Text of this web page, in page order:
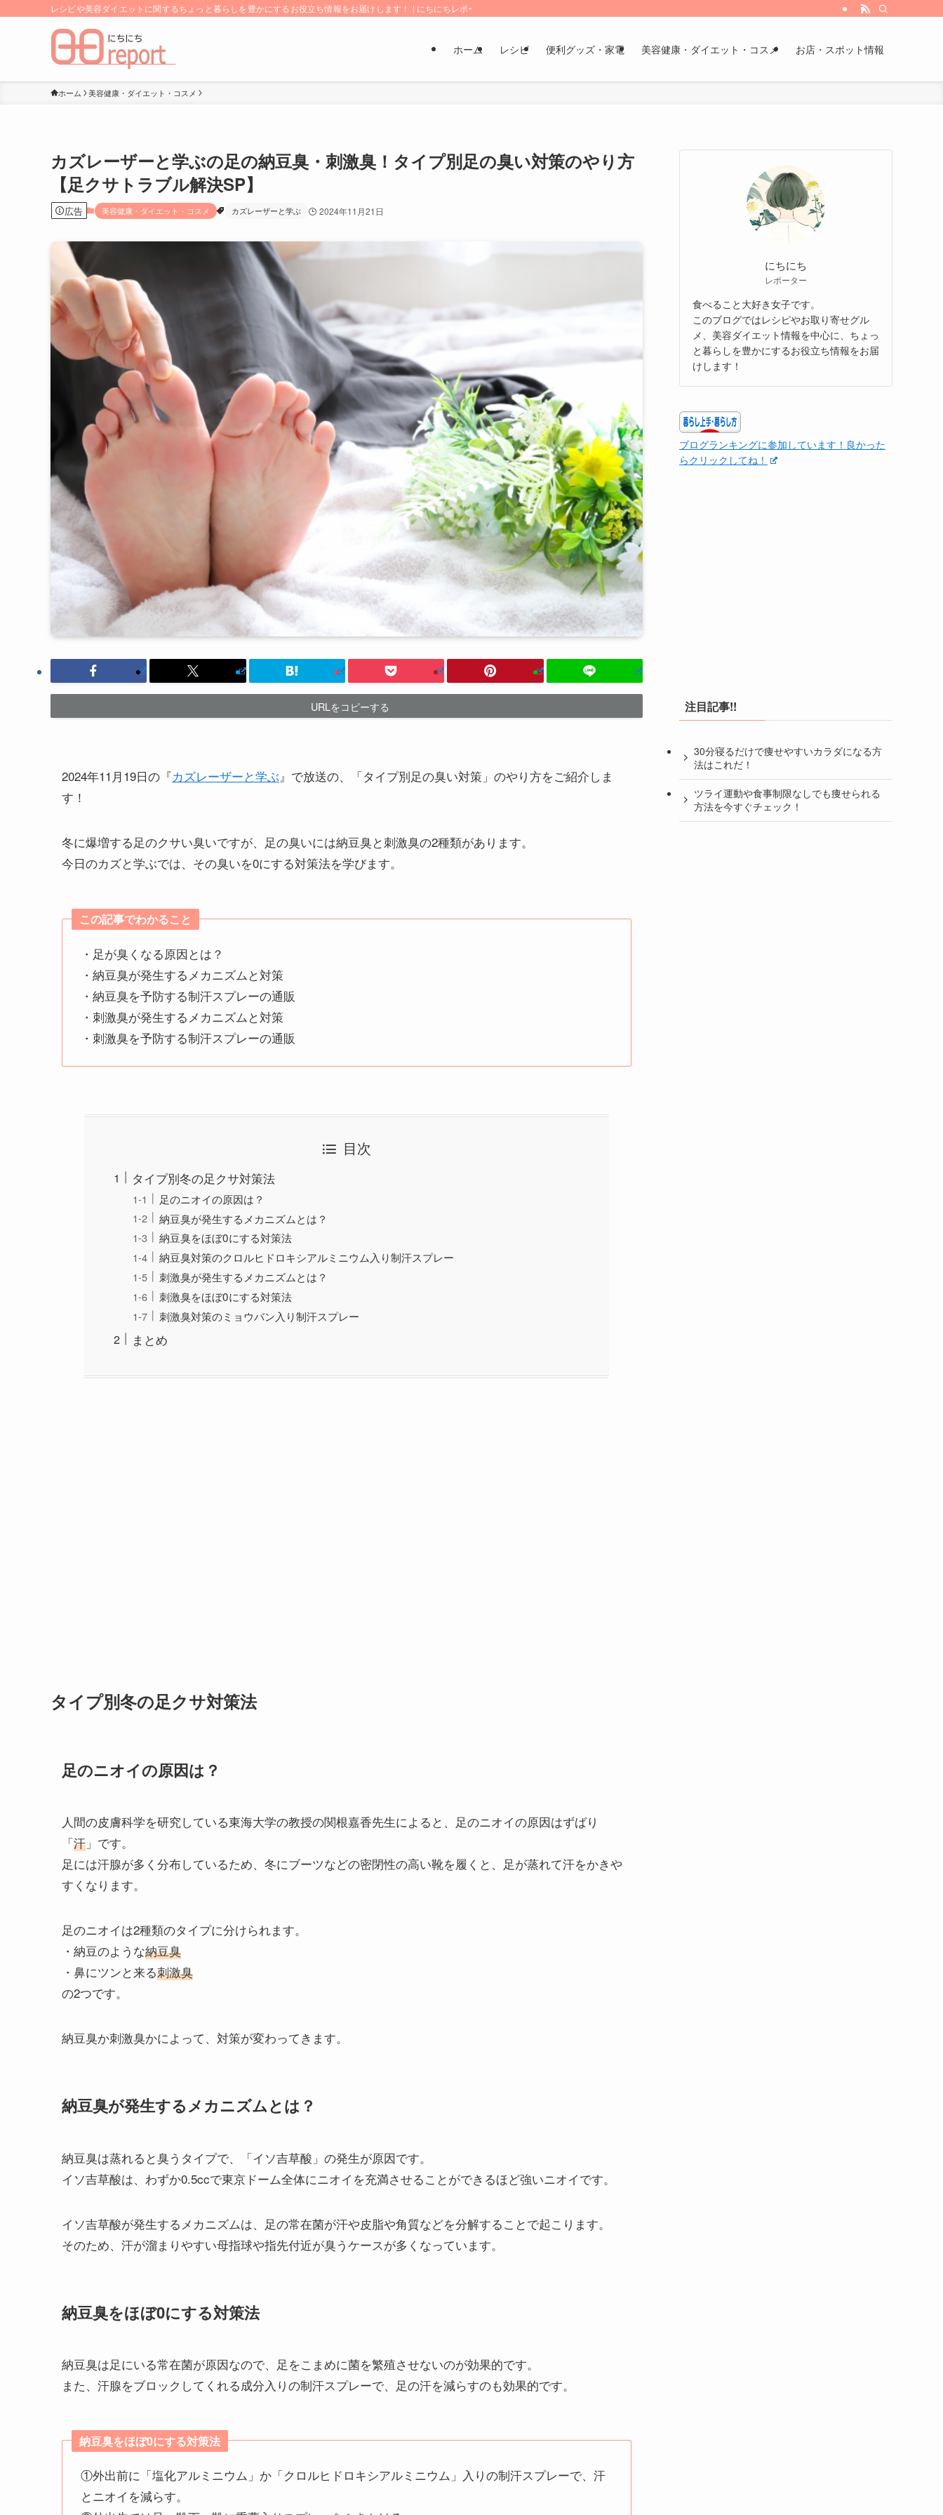
レシピや美容ダイエットに関するちょっと暮らしを豊かにするお役立ち情報をお届けします！ | にちにちレポート
ホーム レシピ 便利グッズ・家電 美容健康・ダイエット・コスメ お店・スポット情報
ホーム 美容健康・ダイエット・コスメ
カズレーザーと学ぶの足の納豆臭・刺激臭！タイプ別足の臭い対策のやり方
【足クサトラブル解決SP】
広告 美容健康・ダイエット・コスメ カズレーザーと学ぶ 2024年11月21日
URLをコピーする
2024年11月19日の『カズレーザーと学ぶ』で放送の、「タイプ別足の臭い対策」のやり方をご紹介しま
す！
冬に爆増する足のクサい臭いですが、足の臭いには納豆臭と刺激臭の2種類があります。
今日のカズと学ぶでは、その臭いを0にする対策法を学びます。
この記事でわかること
・足が臭くなる原因とは？
・納豆臭が発生するメカニズムと対策
・納豆臭を予防する制汗スプレーの通販
・刺激臭が発生するメカニズムと対策
・刺激臭を予防する制汗スプレーの通販
目次
タイプ別冬の足クサ対策法
足のニオイの原因は？
納豆臭が発生するメカニズムとは？
納豆臭をほぼ0にする対策法
納豆臭対策のクロルヒドロキシアルミニウム入り制汗スプレー
刺激臭が発生するメカニズムとは？
刺激臭をほぼ0にする対策法
刺激臭対策のミョウバン入り制汗スプレー
まとめ
タイプ別冬の足クサ対策法
足のニオイの原因は？
人間の皮膚科学を研究している東海大学の教授の関根嘉香先生によると、足のニオイの原因はずばり
「汗 」です。
足には汗腺が多く分布しているため、冬にブーツなどの密閉性の高い靴を履くと、足が蒸れて汗をかきや
すくなります。
足のニオイは2種類のタイプに分けられます。
・納豆のような納豆臭
・鼻にツンと来る刺激臭
の2つです。
納豆臭か刺激臭かによって、対策が変わってきます。
納豆臭が発生するメカニズムとは？
納豆臭は蒸れると臭うタイプで、「イソ吉草酸」の発生が原因です。
イソ吉草酸は、わずか0.5ccで東京ドーム全体にニオイを充満させることができるほど強いニオイです。
イソ吉草酸が発生するメカニズムは、足の常在菌が汗や皮脂や角質などを分解することで起こります。
そのため、汗が溜まりやすい母指球や指先付近が臭うケースが多くなっています。
納豆臭をほぼ0にする対策法
納豆臭は足にいる常在菌が原因なので、足をこまめに菌を繁殖させないのが効果的です。
また、汗腺をブロックしてくれる成分入りの制汗スプレーで、足の汗を減らすのも効果的です。
納豆臭をほぼ0にする対策法
①外出前に「塩化アルミニウム」か「クロルヒドロキシアルミニウム」入りの制汗スプレーで、汗
とニオイを減らす。
にちにち
レポーター
食べること大好き女子です。
このブログではレシピやお取り寄せグル
メ、美容ダイエット情報を中心に、ちょっ
と暮らしを豊かにするお役立ち情報をお届
けします！
ブログランキングに参加しています！良かった
らクリックしてね！
注目記事!!
30分寝るだけで痩せやすいカラダになる方
法はこれだ！
ツライ運動や食事制限なしでも痩せられる
方法を今すぐチェック！